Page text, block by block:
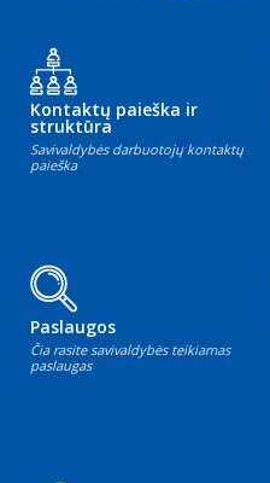
Kontaktų paieška ir
struktūra
Savivaldybės darbuotojų kontaktų
paieška
Paslaugos
Čia rasite savivaldybės teikiamas
paslaugas